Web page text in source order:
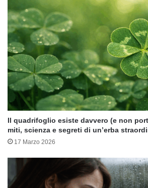
Il quadrifoglio esiste davvero (e non
miti, scienza e segreti di un’erba
17 Marzo 2026